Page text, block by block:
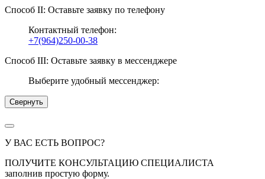
Способ II: Оставьте заявку по телефону
Контактный телефон:
+7(964)250-00-38
Способ III: Оставьте заявку в мессенджере
Выберите удобный мессенджер:
Свернуть
У ВАС ЕСТЬ ВОПРОС?
ПОЛУЧИТЕ КОНСУЛЬТАЦИЮ СПЕЦИАЛИСТА
заполнив простую форму.